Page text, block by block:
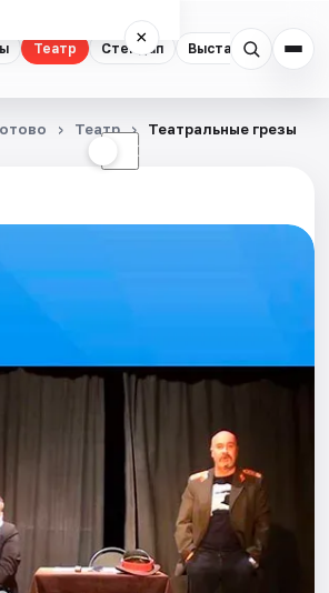
Театр Стендап Выставки
×
☾
Театр Театральные грезы